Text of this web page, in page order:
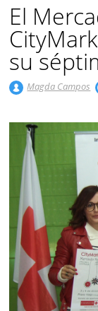
El
su
Magda Campos